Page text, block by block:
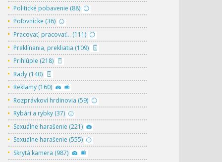
Politické pobavenie (88)
Poľovnícke (36)
Pracovať, pracovať... (111)
Preklínania, prekliatia (109)
Prihlúple (218)
Rady (140)
Reklamy (160)
Rozprávkoví hrdinovia (59)
Rybári a rybky (37)
Sexuálne harašenie (221)
Sexuálne harašenie (555)
Skrytá kamera (987)